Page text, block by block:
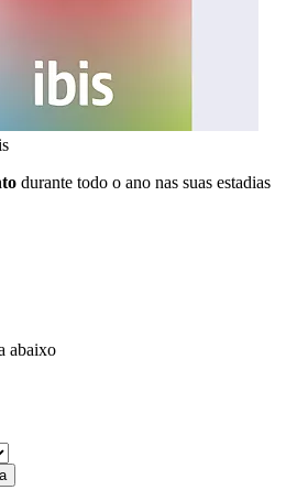
durante todo o ano nas suas estadias
abaixo